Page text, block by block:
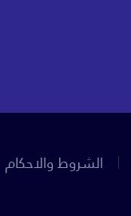
الشروط والاحكام